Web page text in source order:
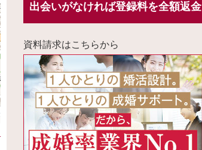
出会いがなければ登録料を全額返金
資料請求はこちらから